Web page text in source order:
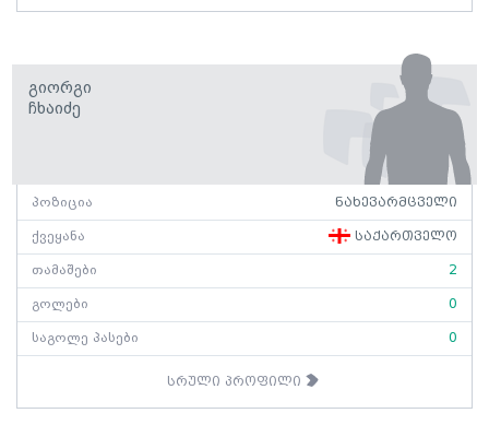
Გიორგი
Ჩხაიძე
პოზიცია ნახევარმცველი
ქვეყანა საქართველო
თამაშები 2
გოლები 0
საგოლე პასები 0
სრული პროფილი